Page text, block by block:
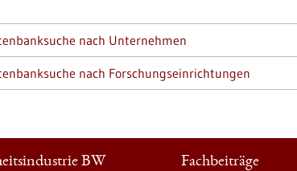
nach Unternehmen
nach Forschungseinrichtungen
BW Fachbeiträge